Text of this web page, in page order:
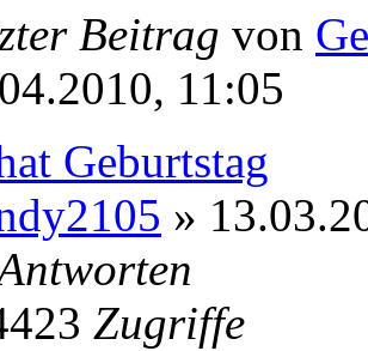
Beitrag von
11:05
Geburtstag
»
Zugriffe